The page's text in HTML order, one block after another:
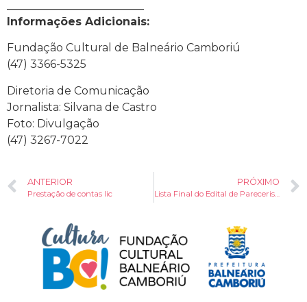
Informações Adicionais:
Fundação Cultural de Balneário Camboriú
(47) 3366-5325
Diretoria de Comunicação
Jornalista: Silvana de Castro
Foto: Divulgação
(47) 3267-7022
ANTERIOR
Prestação de contas lic
PRÓXIMO
Lista Final do Edital de Pareceristas 005/2018